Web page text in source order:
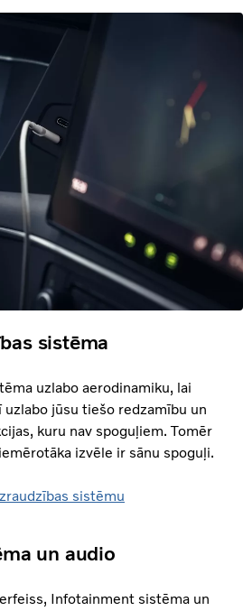
sistēma
uzlabo aerodinamiku, lai
jūsu tiešo redzamību un
kuru nav spoguļiem. Tomēr
izvēle ir sānu spoguļi.
sistēmu
un audio
Infotainment sistēma un